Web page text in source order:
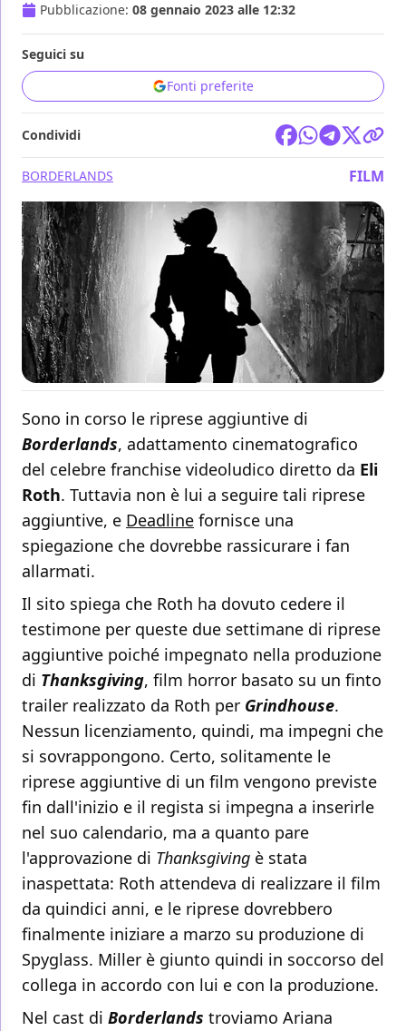
Pubblicazione: 08 gennaio 2023 alle 12:32
Seguici su
Fonti preferite
Condividi
BORDERLANDS FILM
Sono in corso le riprese aggiuntive di
Borderlands, adattamento cinematografico
del celebre franchise videoludico diretto da Eli
Roth. Tuttavia non è lui a seguire tali riprese
aggiuntive, e Deadline fornisce una
spiegazione che dovrebbe rassicurare i fan
allarmati.
Il sito spiega che Roth ha dovuto cedere il
testimone per queste due settimane di riprese
aggiuntive poiché impegnato nella produzione
di Thanksgiving, film horror basato su un finto
trailer realizzato da Roth per Grindhouse.
Nessun licenziamento, quindi, ma impegni che
si sovrappongono. Certo, solitamente le
riprese aggiuntive di un film vengono previste
fin dall'inizio e il regista si impegna a inserirle
nel suo calendario, ma a quanto pare
l'approvazione di Thanksgiving è stata
inaspettata: Roth attendeva di realizzare il film
da quindici anni, e le riprese dovrebbero
finalmente iniziare a marzo su produzione di
Spyglass. Miller è giunto quindi in soccorso del
collega in accordo con lui e con la produzione.
Nel cast di Borderlands troviamo Ariana